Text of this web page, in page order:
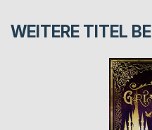
WEITERE TITEL BEI